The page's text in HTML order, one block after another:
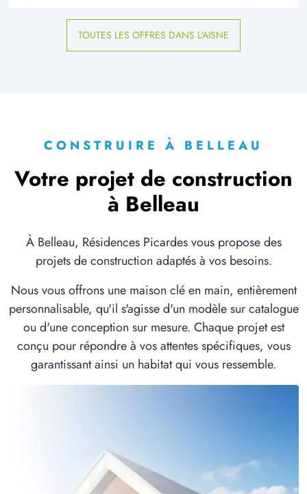
TOUTES LES OFFRES DANS L'AISNE
CONSTRUIRE À BELLEAU
Votre projet de construction
à Belleau
À Belleau, Résidences Picardes vous propose des
projets de construction adaptés à vos besoins.
Nous vous offrons une maison clé en main, entièrement
personnalisable, qu'il s'agisse d'un modèle sur catalogue
ou d'une conception sur mesure. Chaque projet est
conçu pour répondre à vos attentes spécifiques, vous
garantissant ainsi un habitat qui vous ressemble.